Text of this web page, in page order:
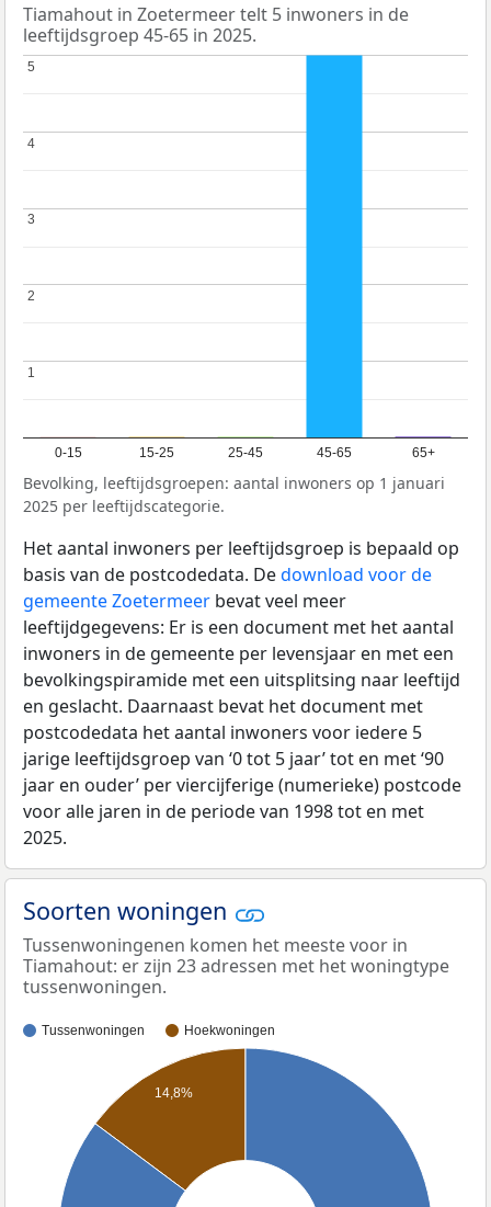
Tiamahout in Zoetermeer telt 5 inwoners in de
leeftijdsgroep 45-65 in 2025.
0-15 15-25 25-45 45-65 65+
1
1
2
2
3
3
4
4
5
5
Bevolking, leeftijdsgroepen: aantal inwoners op 1 januari
2025 per leeftijdscategorie.
Het aantal inwoners per leeftijdsgroep is bepaald op
basis van de postcodedata. Dedownload voor de
gemeente Zoetermeer bevat veel meer
leeftijdgegevens: Er is een document met het aantal
inwoners in de gemeente per levensjaar en met een
bevolkingspiramide met een uitsplitsing naar leeftijd
en geslacht. Daarnaast bevat het document met
postcodedata het aantal inwoners voor iedere 5
jarige leeftijdsgroep van ‘0 tot 5 jaar’ tot en met ‘90
jaar en ouder’ per viercijferige (numerieke) postcode
voor alle jaren in de periode van 1998 tot en met
2025.
Soorten woningen
Tussenwoningenen komen het meeste voor in
Tiamahout: er zijn 23 adressen met het woningtype
tussenwoningen.
Tussenwoningen Hoekwoningen
14,8%